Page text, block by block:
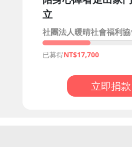
立
社團法人暖晴社會福利
已募得 17,700
立即捐款